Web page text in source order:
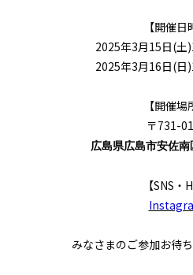
【開催日
2025年3月15日(土
2025年3月16日(日
【開催場
〒731-
広島県広島市安佐
【SNS・
みなさまのご参加お待